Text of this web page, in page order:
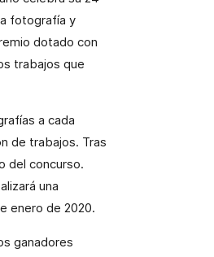
fotografía y
dotado con
trabajos que
a cada
de trabajos. Tras
del concurso.
una
enero de 2020.
ganadores